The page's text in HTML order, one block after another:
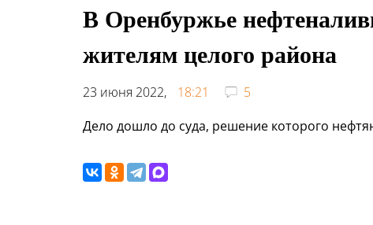
В Оренбуржье
жителям целого района
23 июня 2022, 18:21
5
Дело дошло до суда, решение которого